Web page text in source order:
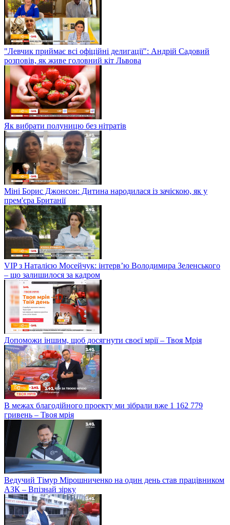
"Левчик приймає всі офіційні делигації": Андрій Садовий
розповів, як живе головний кіт Львова
Як вибрати полуницю без нітратів
Міні Борис Джонсон: Дитина народилася із зачіскою, як у
прем'єра Британії
VIP з Наталією Мосейчук: інтерв’ю Володимира Зеленського
– що залишилося за кадром
Допоможи іншим, щоб досягнути своєї мрії – Твоя Мрія
В межах благодійного проекту ми зібрали вже 1 162 779
гривень – Твоя мрія
Ведучий Тімур Мірошниченко на один день став працівником
АЗК – Впізнай зірку